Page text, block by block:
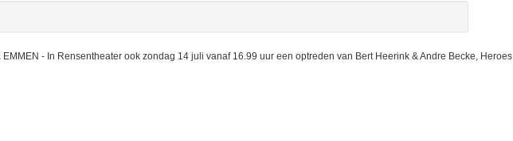
EMMEN - In Rensentheater ook zondag 14 juli vanaf 16.99 uur een optreden van Bert Heerink & Andre Becke, Heroes